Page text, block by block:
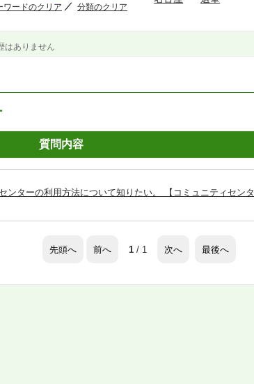
ワードのクリア 分類のクリア
はありません
質問内容
ンターの利用方法について知りたい。 【コミュニティセンタ
先頭へ 前へ 1 / 1 次へ 最後へ